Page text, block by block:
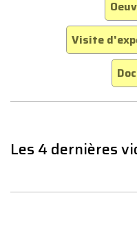
Visite
Les 4 dernières